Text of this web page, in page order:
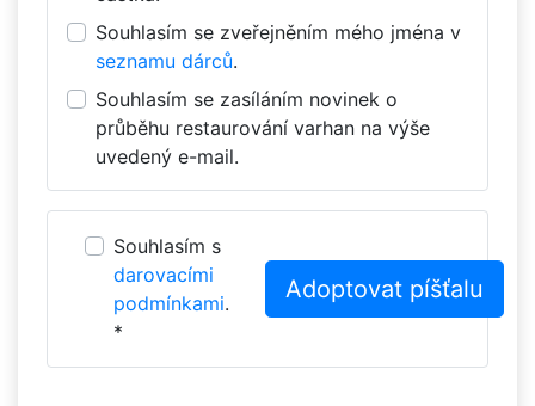
Souhlasím se zveřejněním mého jména v
seznamu dárců.
Souhlasím se zasíláním novinek o
průběhu restaurování varhan na výše
uvedený e-mail.
Souhlasím s
darovacími
podmínkami.
*